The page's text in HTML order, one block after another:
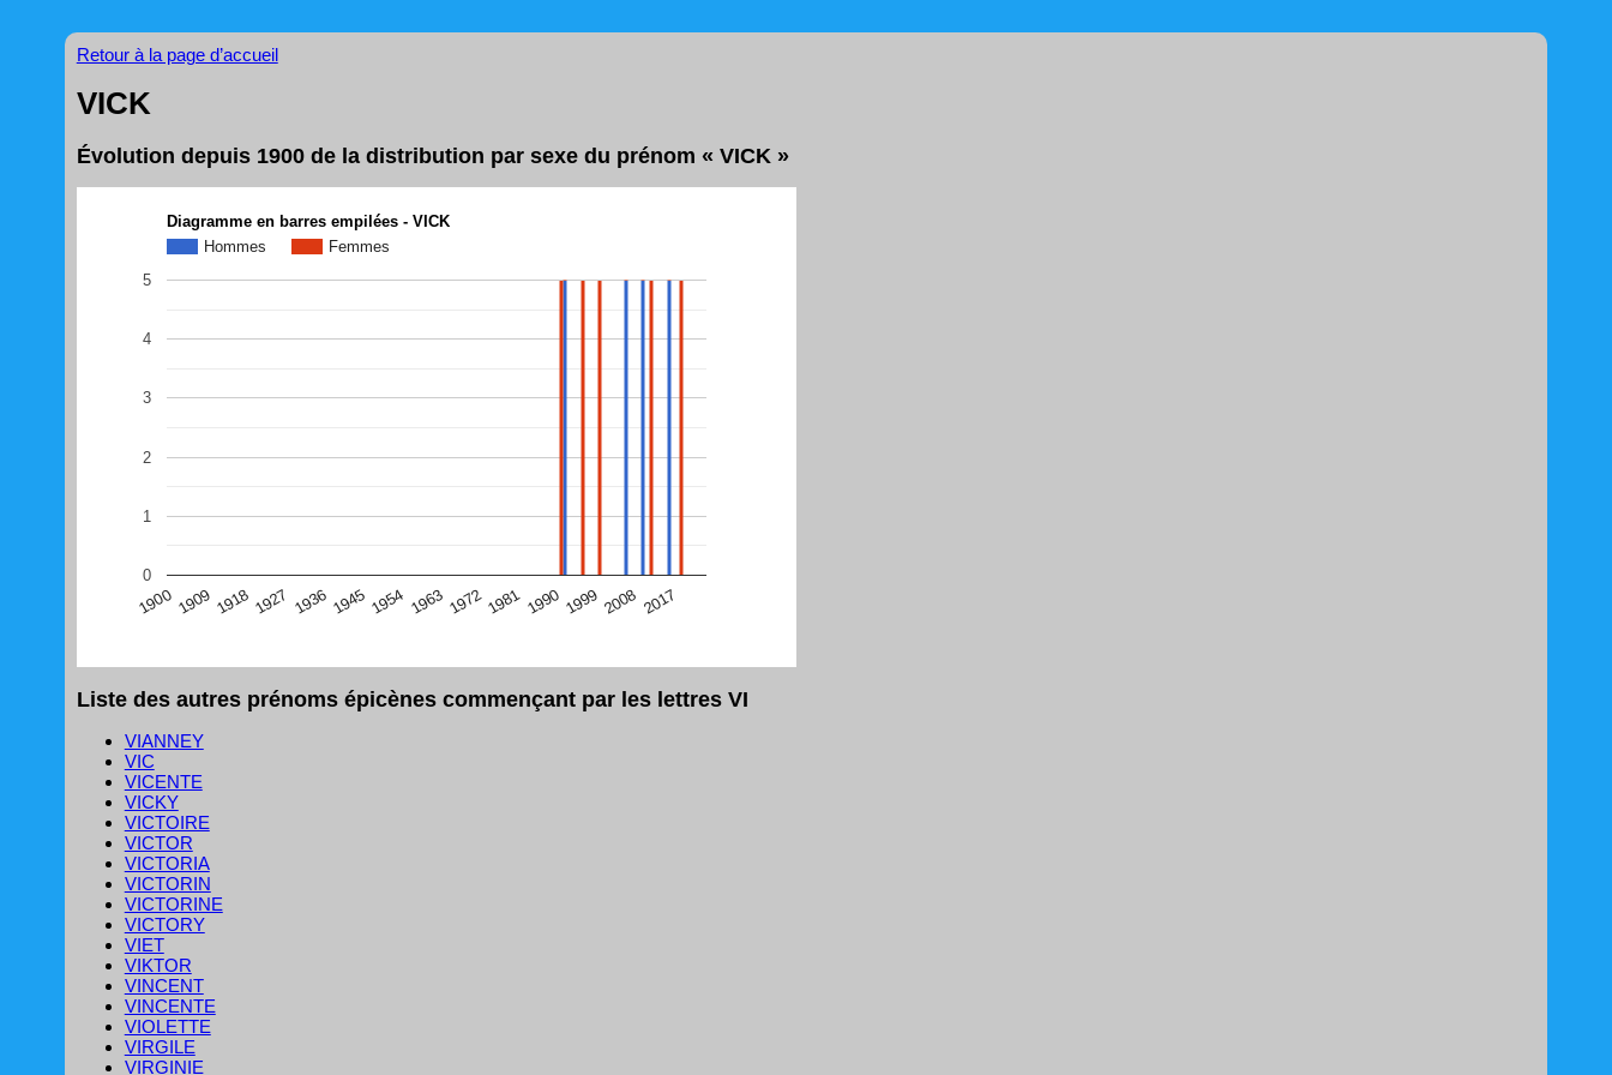
Retour à la page d’accueil
VICK
Évolution depuis 1900 de la distribution par sexe du prénom « VICK »
Diagramme en barres empilées - VICK
Hommes
Femmes
1900 1909 1918 1927 1936 1945 1954 1963 19721981 1990 1999 2008 2017
0
1
2
3
4
5
Liste des autres prénoms épicènes commençant par les lettres VI
VIANNEY
VIC
VICENTE
VICKY
VICTOIRE
VICTOR
VICTORIA
VICTORIN
VICTORINE
VICTORY
VIET
VIKTOR
VINCENT
VINCENTE
VIOLETTE
VIRGILE
VIRGINIE